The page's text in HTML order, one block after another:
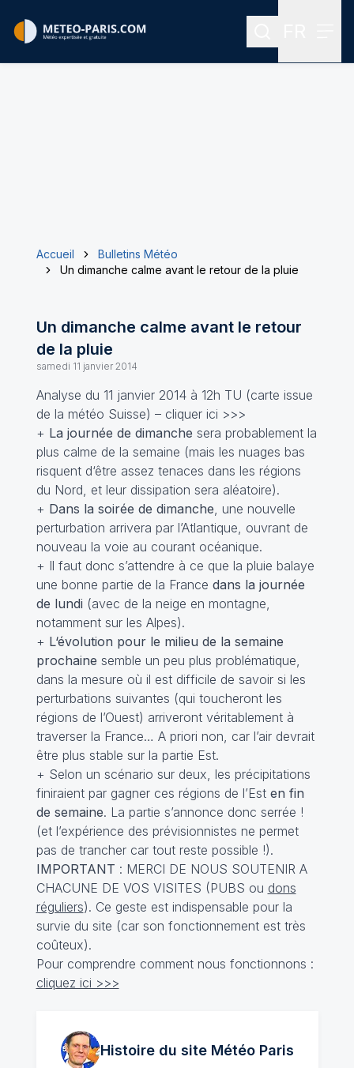
Rechercher
Accueil
Bulletins Météo
Un dimanche calme avant le retour de la pluie
Un dimanche calme avant le retour
de la pluie
samedi 11 janvier 2014
Analyse du 11 janvier 2014 à 12h TU (carte issue
de la météo Suisse) – cliquer ici >>>
+ La journée de dimanche sera probablement la
plus calme de la semaine (mais les nuages bas
risquent d‘être assez tenaces dans les régions
du Nord, et leur dissipation sera aléatoire).
+ Dans la soirée de dimanche, une nouvelle
perturbation arrivera par l’Atlantique, ouvrant de
nouveau la voie au courant océanique.
+ Il faut donc s’attendre à ce que la pluie balaye
une bonne partie de la France dans la journée
de lundi (avec de la neige en montagne,
notamment sur les Alpes).
+ L‘évolution pour le milieu de la semaine
prochaine semble un peu plus problématique,
dans la mesure où il est difficile de savoir si les
perturbations suivantes (qui toucheront les
régions de l’Ouest) arriveront véritablement à
traverser la France… A priori non, car l’air devrait
être plus stable sur la partie Est.
+ Selon un scénario sur deux, les précipitations
finiraient par gagner ces régions de l’Est en fin
de semaine. La partie s’annonce donc serrée !
(et l’expérience des prévisionnistes ne permet
pas de trancher car tout reste possible !).
IMPORTANT : MERCI DE NOUS SOUTENIR A
CHACUNE DE VOS VISITES (PUBS ou dons
réguliers). Ce geste est indispensable pour la
survie du site (car son fonctionnement est très
coûteux).
Pour comprendre comment nous fonctionnons :
cliquez ici >>>
Histoire du site MétéoParis